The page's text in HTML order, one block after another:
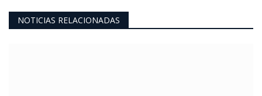
NOTICIAS RELACIONADAS